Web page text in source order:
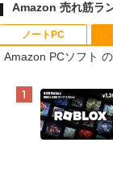
Amazon 売れ筋ラ
ノートPC
Amazon PCソフト